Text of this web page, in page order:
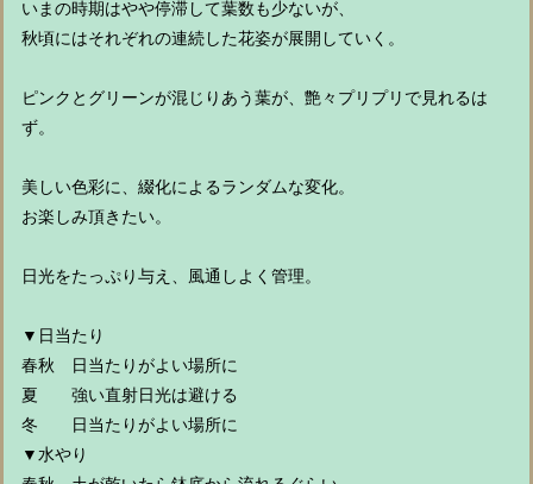
いまの時期はやや停滞して葉数も少ないが、
秋頃にはそれぞれの連続した花姿が展開していく。
ピンクとグリーンが混じりあう葉が、艶々プリプリで見れるは
ず。
美しい色彩に、綴化によるランダムな変化。
お楽しみ頂きたい。
日光をたっぷり与え、風通しよく管理。
▼日当たり
春秋 日当たりがよい場所に
夏 強い直射日光は避ける
冬 日当たりがよい場所に
▼水やり